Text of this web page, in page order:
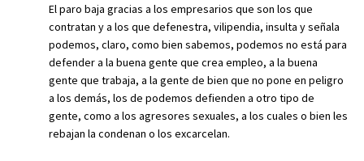
El paro baja gracias a los empresarios que son los que
contratan y a los que defenestra, vilipendia, insulta y señala
podemos, claro, como bien sabemos, podemos no está para
defender a la buena gente que crea empleo, a la buena
gente que trabaja, a la gente de bien que no pone en peligro
a los demás, los de podemos defienden a otro tipo de
gente, como a los agresores sexuales, a los cuales o bien les
rebajan la condenan o los excarcelan.